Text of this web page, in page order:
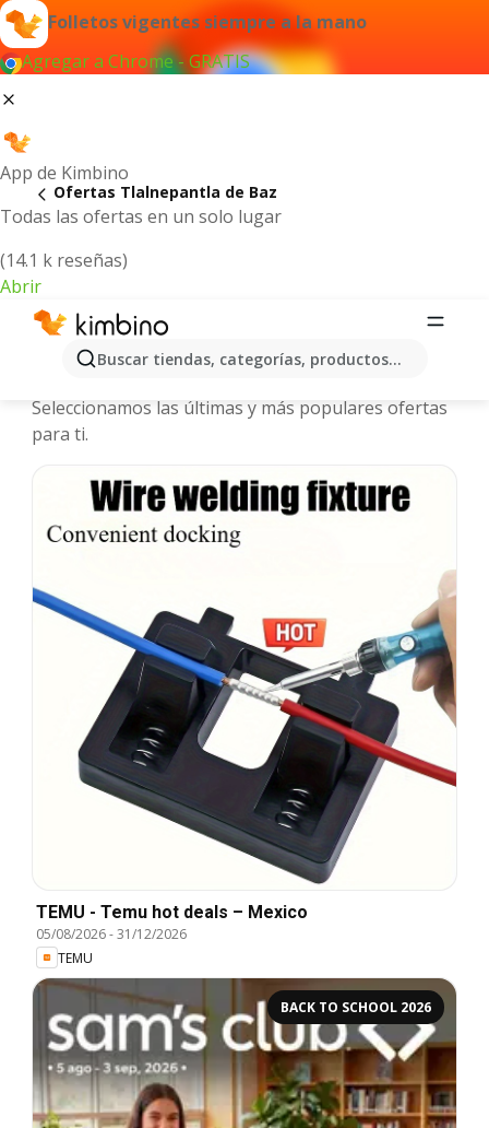
Folletos vigentes siempre a la mano
Agregar a Chrome - GRATIS
App de Kimbino
Todas las ofertas en un solo lugar
(14.1 k reseñas)
Abrir
Buscar tiendas, categorías, productos...
Ofertas Tlalnepantla de Baz
Tlalnepantla de Baz - Folletos y
Seleccionamos las últimas y más populares ofertas
para ti.
TEMU - Temu hot deals – Mexico
05/08/2026-31/12/2026
TEMU
BACK TO SCHOOL 2026